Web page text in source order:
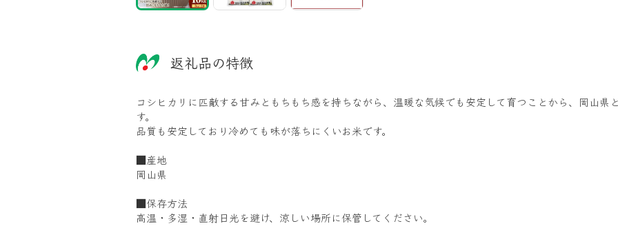
返礼品の特徴
コシヒカリに匹敵する甘みともちもち感を持ちながら、温暖な気候でも安定して育つことから、岡山県
す。
品質も安定しており冷めても味が落ちにくいお米です。
■産地
岡山県
■保存方法
高温・多湿・直射日光を避け、涼しい場所に保管してください。